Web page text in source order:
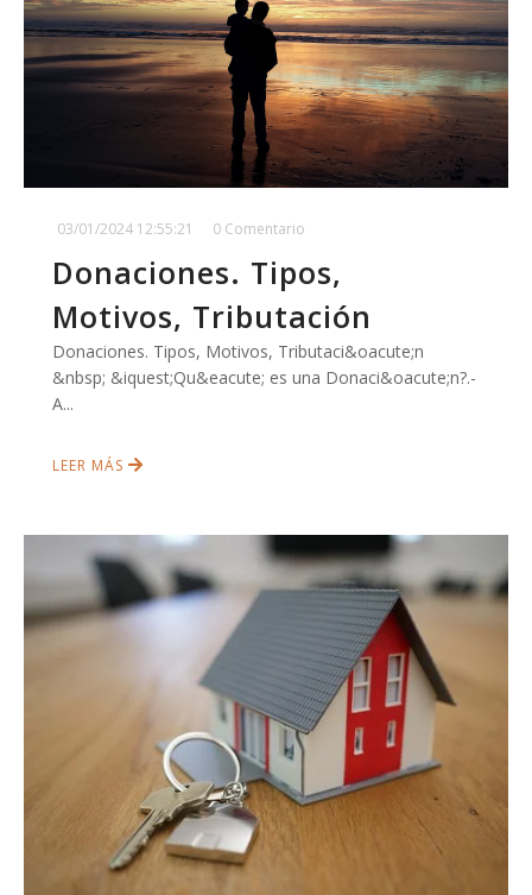
03/01/2024 12:55:21 0 Comentario
Donaciones. Tipos,
Motivos, Tributación
Donaciones. Tipos, Motivos, Tributaci&oacute;n
&nbsp; &iquest;Qu&eacute; es una Donaci&oacute;n?.-
A...
LEER MÁS